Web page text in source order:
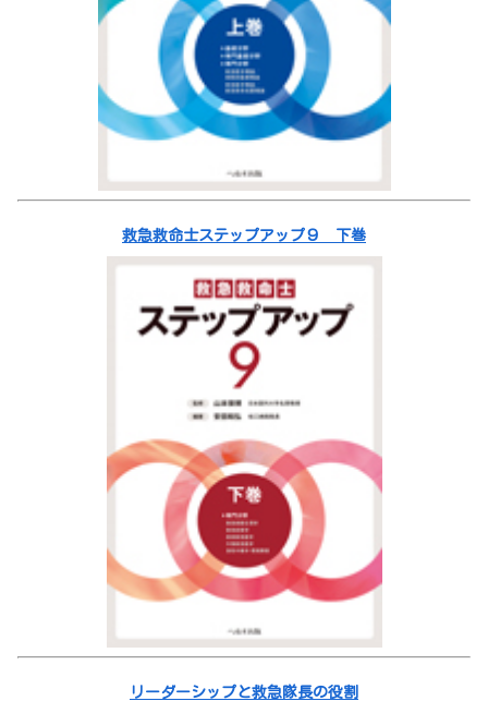
救急救命士ステップアップ９ 下巻
リーダーシップと救急隊長の役割